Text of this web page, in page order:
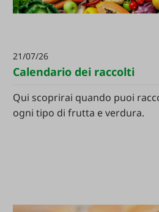
21/07/26
Calendario dei raccolti
Qui scoprirai quando puoi
ogni tipo di frutta e verdura.